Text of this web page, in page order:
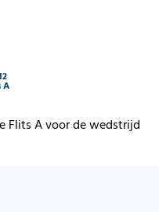
A
Flits A voor de wedstrijd